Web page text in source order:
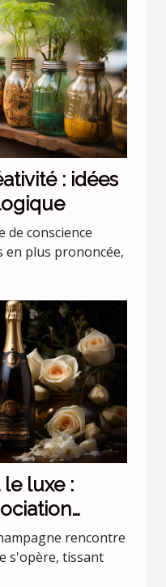
: idées
de conscience
en plus prononcée,
luxe :
rencontre
s'opère, tissant